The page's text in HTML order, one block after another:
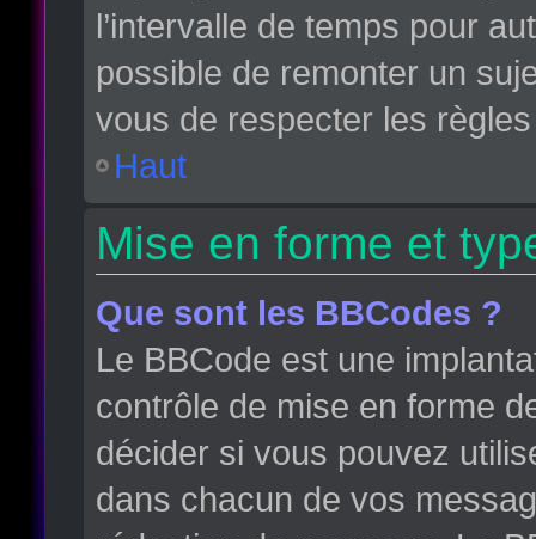
l’intervalle de temps pour
possible de remonter un
vous de respecter les
Haut
Mise en forme et
Que sont les BBCodes ?
Le BBCode est une
contrôle de mise en forme
décider si vous pouvez
dans chacun de vos